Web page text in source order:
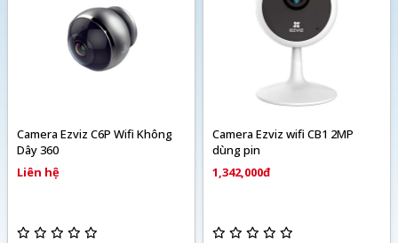
Camera Ezviz C6P Wifi Không
Dây 360
Liên hệ
Camera Ezviz wifi CB1 2MP
dùng pin
1,342,000đ